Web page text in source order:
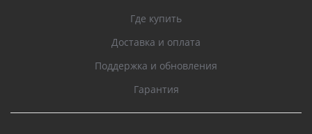
Где купить
Доставка и оплата
Поддержка и обновления
Гарантия